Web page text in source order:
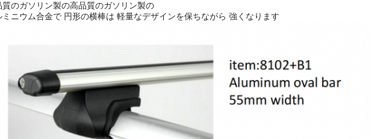
質のガソリン製の高品質のガソリン製の
ミニウム合金で 円形の横棒は 軽量なデザインを保ちながら 強くなります